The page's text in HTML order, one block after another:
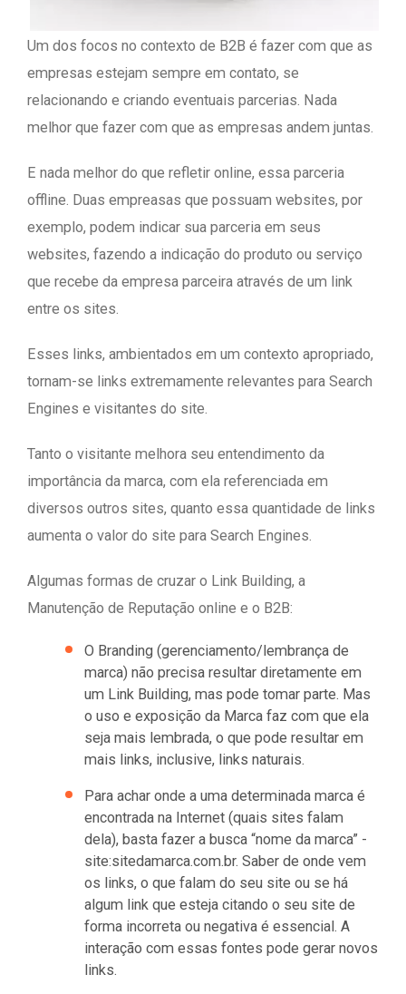
Um dos focos no contexto de B2B é fazer com que as
empresas estejam sempre em contato, se
relacionando e criando eventuais parcerias. Nada
melhor que fazer com que as empresas andem juntas.
E nada melhor do que refletir online, essa parceria
offline. Duas empreasas que possuam websites, por
exemplo, podem indicar sua parceria em seus
websites, fazendo a indicação do produto ou serviço
que recebe da empresa parceira através de um link
entre os sites.
Esses links, ambientados em um contexto apropriado,
tornam-se links extremamente relevantes para Search
Engines e visitantes do site.
Tanto o visitante melhora seu entendimento da
importância da marca, com ela referenciada em
diversos outros sites, quanto essa quantidade de links
aumenta o valor do site para Search Engines.
Algumas formas de cruzar o Link Building, a
Manutenção de Reputação online e o B2B:
O Branding (gerenciamento/lembrança de
marca) não precisa resultar diretamente em
um Link Building, mas pode tomar parte. Mas
o uso e exposição da Marca faz com que ela
seja mais lembrada, o que pode resultar em
mais links, inclusive, links naturais.
Para achar onde a uma determinada marca é
encontrada na Internet (quais sites falam
dela), basta fazer a busca “nome da marca” -
site:sitedamarca.com.br. Saber de onde vem
os links, o que falam do seu site ou se há
algum link que esteja citando o seu site de
forma incorreta ou negativa é essencial. A
interação com essas fontes pode gerar novos
links.